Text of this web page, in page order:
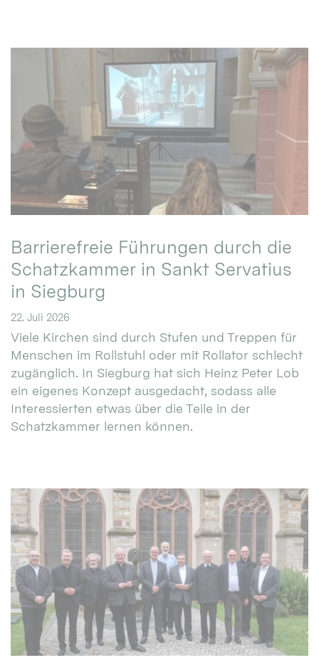
Barrierefreie Führungen durch die
Schatzkammer in Sankt Servatius
in Siegburg
22. Juli 2026
Viele Kirchen sind durch Stufen und Treppen für
Menschen im Rollstuhl oder mit Rollator schlecht
zugänglich. In Siegburg hat sich Heinz Peter Lob
ein eigenes Konzept ausgedacht, sodass alle
Interessierten etwas über die Teile in der
Schatzkammer lernen können.